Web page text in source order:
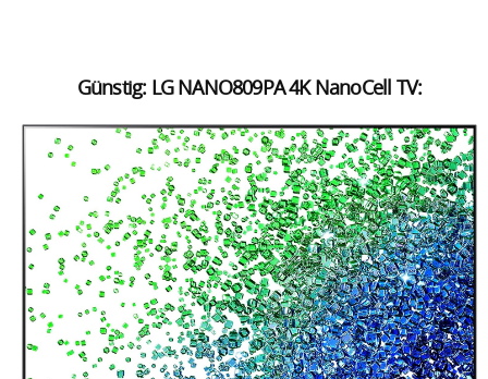
Günstig: LG NANO809PA 4K NanoCell TV: